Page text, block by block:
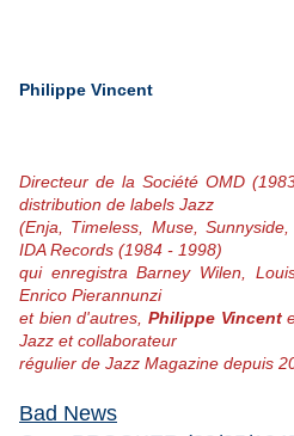
Philippe Vincent
Directeur de la Société OMD
distribution de labels Jazz
(Enja, Timeless, Muse,
IDA Records (1984 - 1998)
qui enregistra Barney Wilen,
Enrico Pierannunzi
et bien d'autres, Philippe Vincent
Jazz et collaborateur
régulier de Jazz Magazine depuis
Bad News